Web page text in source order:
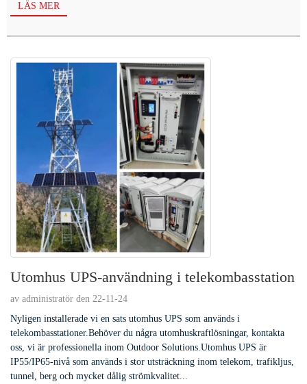
LÄS MER
Utomhus UPS-användning i telekombasstation
av administratör den 22-11-24
Nyligen installerade vi en sats utomhus UPS som används i
telekombasstationer.Behöver du några utomhuskraftlösningar, kontakta
oss, vi är professionella inom Outdoor Solutions.Utomhus UPS är
IP55/IP65-nivå som används i stor utsträckning inom telekom, trafikljus,
tunnel, berg och mycket dålig strömkvalitet...